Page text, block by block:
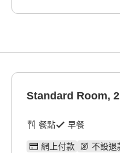
Standard Room,
餐點 早餐
網上付款 不設退